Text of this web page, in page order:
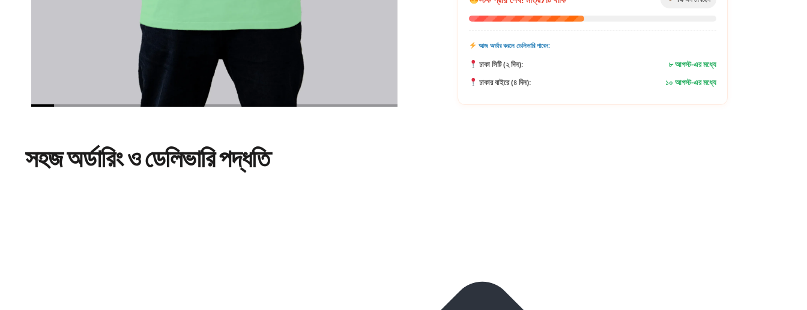
আজ অর্ডার করলে ডেলিভারি পাবেন:
ঢাকা সিটি (২ দিন):
৮ আগস্ট-এর মধ্যে
ঢাকার বাইরে (৪ দিন):
১০ আগস্ট-এর মধ্যে
সহজঅর্ডারিংও ডেলিভারি পদ্ধতি